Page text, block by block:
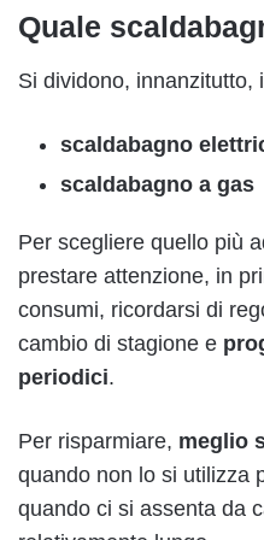
Quale
Si dividono, innanzitutto,
scaldabagno
scaldabagno a gas
Per scegliere quello più
prestare attenzione, in
consumi, ricordarsi di
cambio di stagione e
periodici.
Per risparmiare, meglio
quando non lo si utilizza
quando ci si assenta da